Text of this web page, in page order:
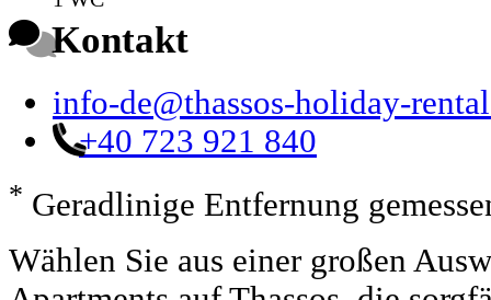
Kontakt
info-de@thassos-holiday-
+40 723 921 840
* Geradlinige Entfernung
Wählen Sie aus einer großen